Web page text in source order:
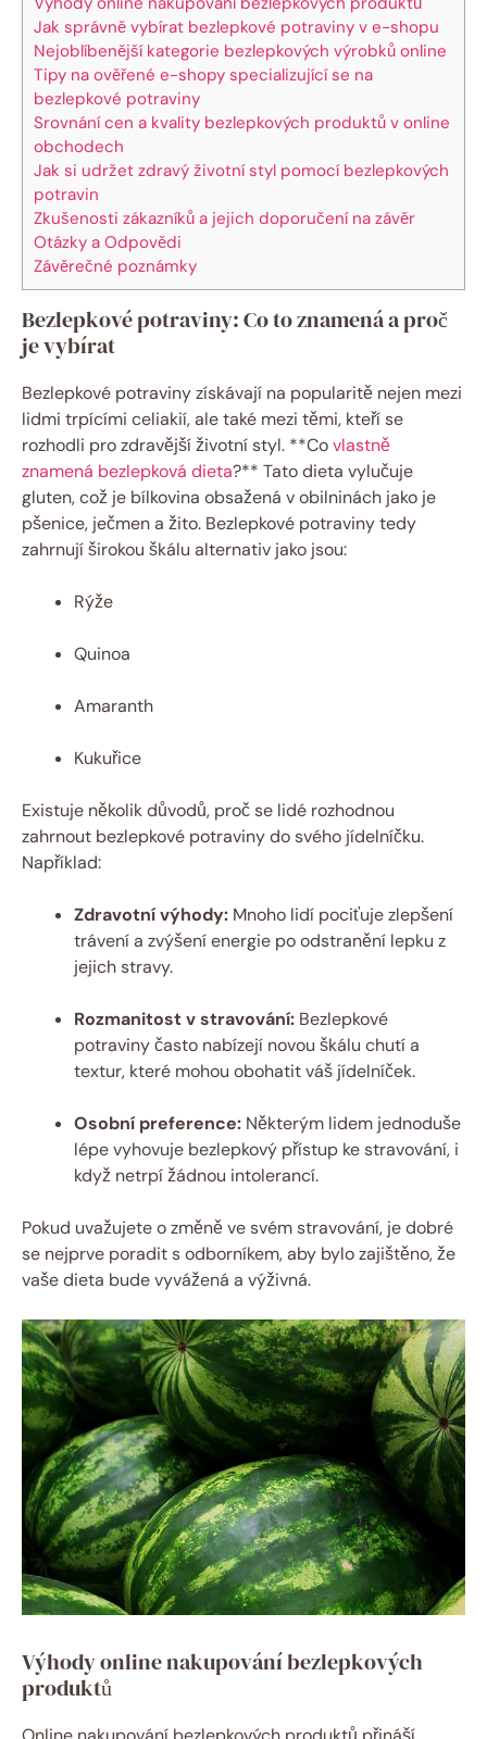
Jak správně vybírat bezlepkové ​potraviny v e-shopu
Nejoblíbenější kategorie bezlepkových výrobků online
Tipy na ověřené⁤ e-shopy‍ specializující se na
bezlepkové potraviny
Srovnání ‍cen‌ a kvality ⁢bezlepkových produktů v ⁤online​
obchodech
Jak‍ si udržet⁢ zdravý životní styl pomocí bezlepkových
potravin
Zkušenosti zákazníků⁣ a jejich ⁣doporučení na závěr
Otázky a Odpovědi
Závěrečné poznámky
Bezlepkové potraviny: Co to ​znamená a proč
je ⁣vybírat
Bezlepkové potraviny získávají na popularitě nejen mezi
lidmi trpícími celiakií, ale také mezi⁢ těmi, kteří se
rozhodli pro zdravější‌ životní ⁢styl. **Covlastně
znamená bezlepková dieta?** Tato dieta vylučuje ​
gluten, což je ‌bílkovina⁣ obsažená v ‌obilninách jako je⁢
pšenice, ječmen a žito. Bezlepkové ⁤potraviny​ tedy
zahrnují širokou škálu ​alternativ jako jsou:
Rýže
Quinoa
Amaranth
Kukuřice
Existuje několik důvodů,⁤ proč se lidé rozhodnou
zahrnout bezlepkové potraviny do⁣ svého jídelníčku.
Například:
Zdravotní výhody: ⁤Mnoho lidí pociťuje zlepšení
trávení a zvýšení energie po⁢ odstranění⁣ lepku ‌z
⁢jejich stravy.
Rozmanitost v stravování: ‍Bezlepkové
potraviny často nabízejí novou‍ škálu chutí a
textur, které‍ mohou obohatit váš jídelníček.
Osobní preference: Některým lidem jednoduše
lépe​ vyhovuje bezlepkový přístup ke ‌stravování, i⁣
když netrpí žádnou intolerancí.
Pokud uvažujete o změně ve⁢ svém stravování, je dobré
se nejprve poradit s odborníkem, aby bylo ⁢zajištěno,‌ že
‍vaše dieta bude ⁢vyvážená a výživná.
Výhody online nakupování bezlepkových‌
produktů